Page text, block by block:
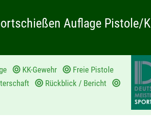
Auflage Pistole/
KK-Gewehr
Freie Pistole
Rückblick / Bericht